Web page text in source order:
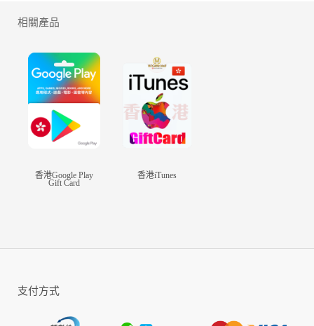
相關產品
香港Google Play
Gift Card
香港iTunes
支付方式